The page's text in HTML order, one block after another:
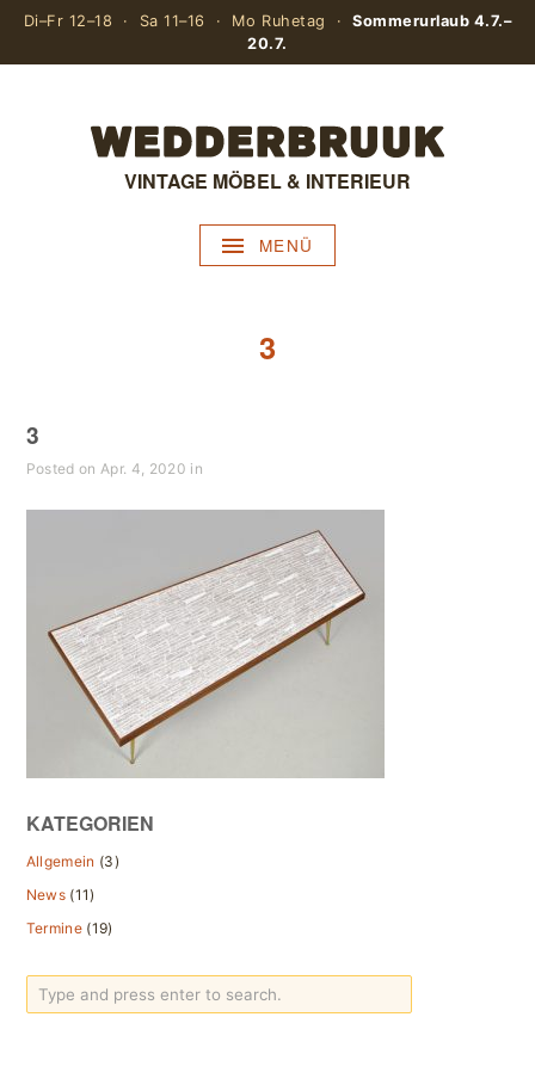
Di–Fr 12–18 · Sa 11–16 · Mo Ruhetag ·Sommerurlaub 4.7.–
20.7.
VINTAGE MÖBEL & INTERIEUR
MENÜ
3
3
Posted on Apr. 4, 2020 in
KATEGORIEN
Allgemein (3)
News (11)
Termine (19)